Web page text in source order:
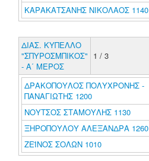
ΚΑΡΑΚΑΤΣΑΝΗΣ ΝΙΚΟΛΑΟΣ 1140
ΔΙΑΣ. ΚΥΠΕΛΛΟ
"ΣΠΥΡΟΣΜΠΙΚΟΣ"
- Α΄ ΜΕΡΟΣ
1 / 3
ΔΡΑΚΟΠΟΥΛΟΣ ΠΟΛΥΧΡΟΝΗΣ -
ΠΑΝΑΓΙΩΤΗΣ 1200
ΝΟΥΤΣΟΣ ΣΤΑΜΟΥΛΗΣ 1130
ΞΗΡΟΠΟΥΛΟΥ ΑΛΕΞΑΝΔΡΑ 1260
ΖΕΪΝΟΣ ΣΟΛΩΝ 1010